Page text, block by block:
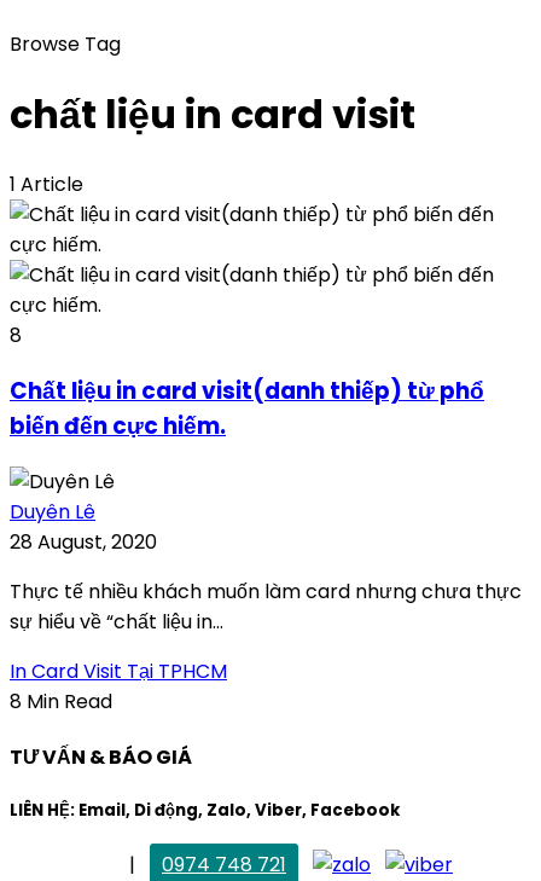
Browse Tag
chất liệu in card visit
1 Article
8
Chất liệu in card visit(danh thiếp) từ phổ
biến đến cực hiếm.
Duyên Lê
28 August, 2020
Thực tế nhiều khách muốn làm card nhưng chưa thực
sự hiểu về “chất liệu in...
In Card Visit Tại TPHCM
8 Min Read
TƯ VẤN & BÁO GIÁ
LIÊN HỆ: Email, Di động, Zalo, Viber, Facebook
|
0974 748 721